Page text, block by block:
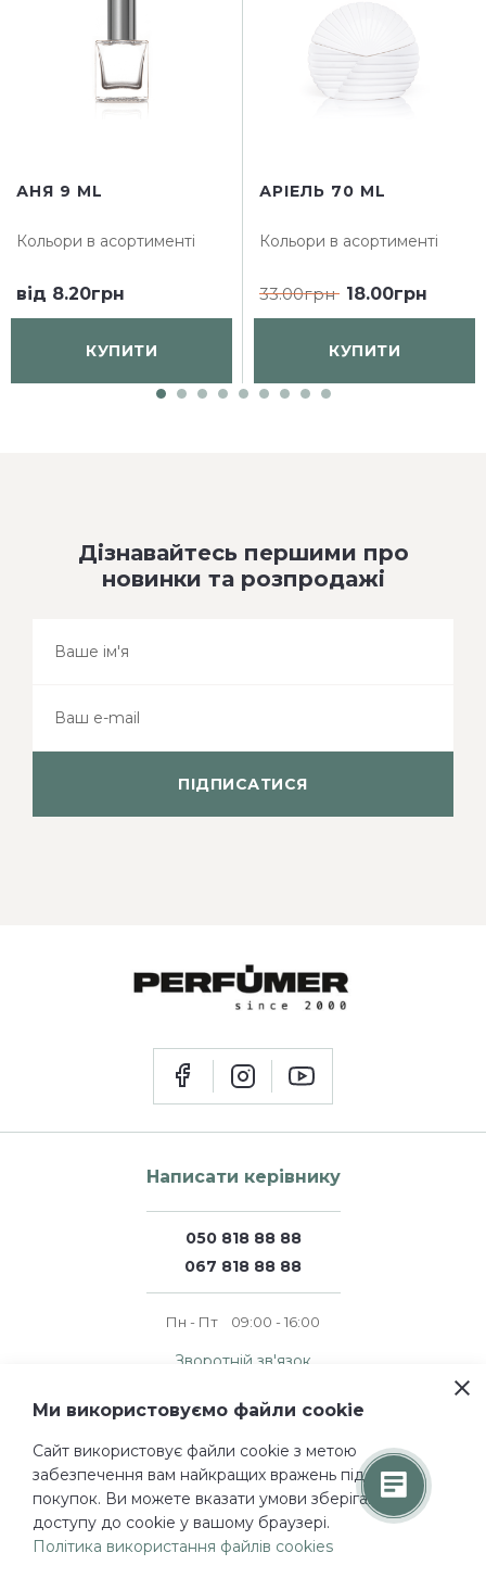
АНЯ 9 ML
Кольори в асортименті
від 8.20грн
КУПИТИ
АРІЕЛЬ 70 ML
Кольори в асортименті
33.00грн 18.00грн
КУПИТИ
Дізнавайтесь першими про
новинки та розпродажі
ПІДПИСАТИСЯ
Написати керівнику
050 818 88 88
067 818 88 88
Пн - Пт 09:00 - 16:00
Зворотній зв'язок
Всі права захищені.
Проектування і дизайн
Турум-бурум
Розроблено
WebHome Company
Ми використовуємо файли cookie
Сайт використовує файли cookie з метою
забезпечення вам найкращих вражень під час
покупок. Ви можете вказати умови зберігання та
доступу до cookie у вашому браузері.
Політика використання файлів cookies